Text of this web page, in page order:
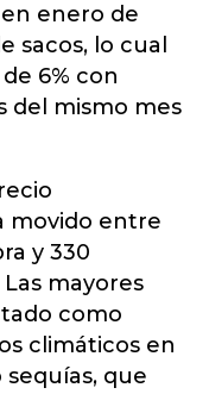
enero de
sacos, lo cual
6% con
del mismo mes
movido entre
y 330
mayores
como
climáticos en
sequías, que